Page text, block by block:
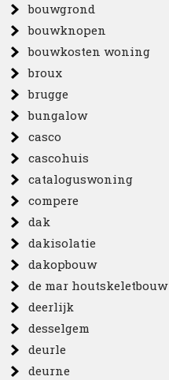
bouwgrond
bouwknopen
bouwkosten woning
broux
brugge
bungalow
casco
cascohuis
cataloguswoning
compere
dak
dakisolatie
dakopbouw
de mar houtskeletbouw
deerlijk
desselgem
deurle
deurne